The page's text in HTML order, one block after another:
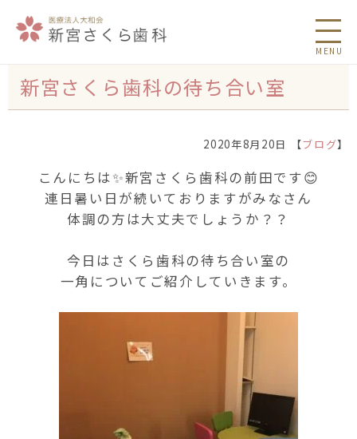
MENU
新宮さくら歯科の待ち合い室
2020年8月20日 【ブログ】
こんにちは✨新宮さくら歯科の前田です😊
連日暑い日が続いておりますがみなさん
体調の方は大丈夫でしょうか？？
今日はさくら歯科の待ち合い室の
一角についてご紹介していきます。